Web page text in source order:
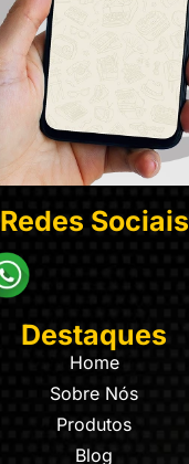
Redes Sociais
Destaques
Home
Sobre Nós
Produtos
Blog